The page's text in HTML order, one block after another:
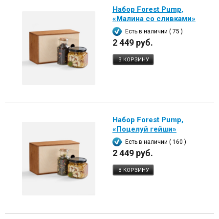
Набор Forest Pump,
«Малина со сливками»
Есть в наличии ( 75 )
2 449 руб.
В КОРЗИНУ
Набор Forest Pump,
«Поцелуй гейши»
Есть в наличии ( 160 )
2 449 руб.
В КОРЗИНУ